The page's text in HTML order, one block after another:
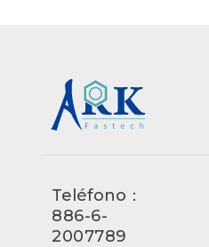
Teléfono：
886-6-
2007789